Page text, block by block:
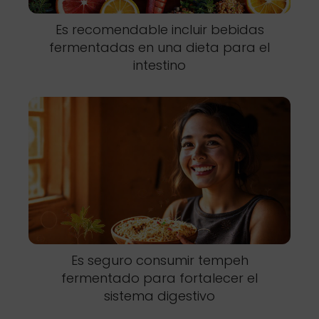
Es recomendable incluir bebidas
fermentadas en una dieta para el
intestino
Es seguro consumir tempeh
fermentado para fortalecer el
sistema digestivo